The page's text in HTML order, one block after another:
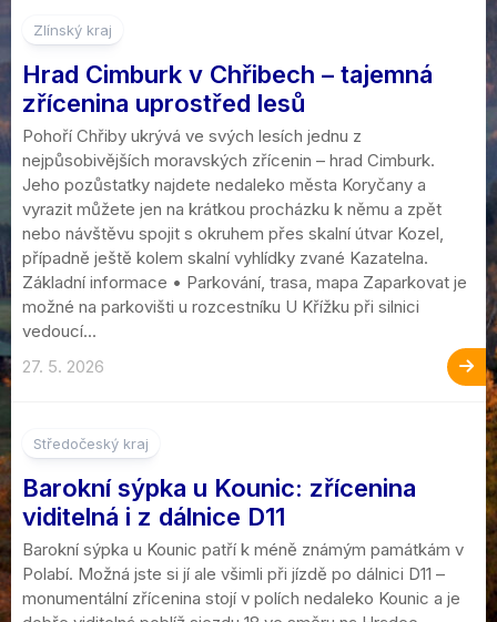
Zlínský kraj
Hrad Cimburk v Chřibech – tajemná
zřícenina uprostřed lesů
Pohoří Chřiby ukrývá ve svých lesích jednu z
nejpůsobivějších moravských zřícenin – hrad Cimburk.
Jeho pozůstatky najdete nedaleko města Koryčany a
vyrazit můžete jen na krátkou procházku k němu a zpět
nebo návštěvu spojit s okruhem přes skalní útvar Kozel,
případně ještě kolem skalní vyhlídky zvané Kazatelna.
Základní informace • Parkování, trasa, mapa Zaparkovat je
možné na parkovišti u rozcestníku U Křížku při silnici
vedoucí...
27. 5. 2026
Středočeský kraj
Barokní sýpka u Kounic: zřícenina
viditelná i z dálnice D11
Barokní sýpka u Kounic patří k méně známým památkám v
Polabí. Možná jste si jí ale všimli při jízdě po dálnici D11 –
monumentální zřícenina stojí v polích nedaleko Kounic a je